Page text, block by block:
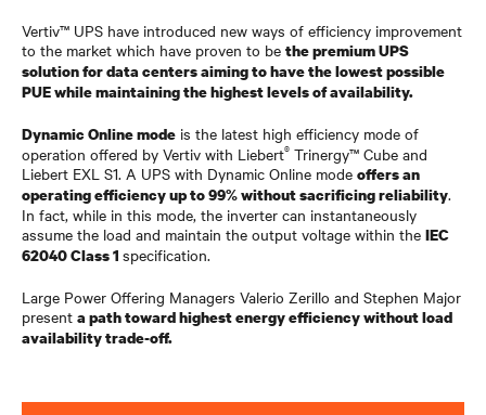
Vertiv™ UPS have introduced new ways of efficiency improvement
to the market which have proven to be the premium UPS
solution for data centers aiming to have the lowest possible
PUE while maintaining the highest levels of availability.
Dynamic Online mode is the latest high efficiency mode of
operation offered by Vertiv with Liebert® Trinergy™ Cube and
Liebert EXL S1. A UPS with Dynamic Online mode offers an
operating efficiency up to 99% without sacrificing reliability.
In fact, while in this mode, the inverter can instantaneously
assume the load and maintain the output voltage within the IEC
62040 Class 1 specification.
Large Power Offering Managers Valerio Zerillo and Stephen Major
present a path toward highest energy efficiency without load
availability trade-off.